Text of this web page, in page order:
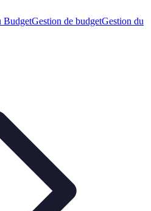
BudgetGestion de budgetGestion du